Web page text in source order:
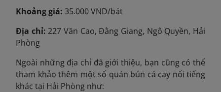
Khoảng giá: 35.000 VND/bát
Địa chỉ: 227 Văn Cao, Đằng Giang, Ngô Quyền, Hải
Phòng
Ngoài những địa chỉ đã giới thiệu, bạn cũng có thể
tham khảo thêm một số quán bún cá cay nổi tiếng
khác tại Hải Phòng như: